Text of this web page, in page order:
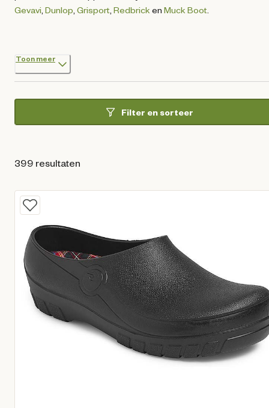
Gevavi Dunlop Grisport Redbrick en Muck Boot
Toon meer
Filter en sorteer
399 resultaten